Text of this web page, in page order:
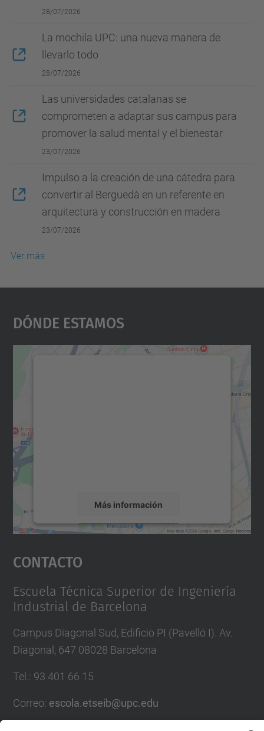
28/07/2026
La mochila UPC: una nueva manera de
llevarlo todo
28/07/2026
Las universidades catalanas se
comprometen a adaptar sus campus para
promover la salud mental y el bienestar
23/07/2026
Impulso a la creación de una cátedra para
convertir al Berguedà en un referente en
arquitectura y construcción en madera
23/07/2026
Ver más
Dónde Estamos
Más información
Aceptar
powered by
Contacto
Escuela Técnica Superior de Ingeniería
Industrial de Barcelona
Campus Diagonal Sud, Edificio PI (Pavelló I). Av.
Diagonal, 647 08028 Barcelona
Tel. : 93 401 66 15
Correo: escola.etseib@upc.edu